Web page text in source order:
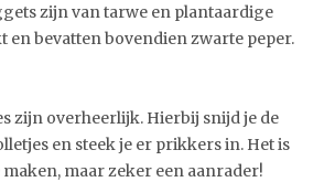
zijn van tarwe en plantaardige
en bevatten bovendien zwarte peper.
zijn overheerlijk. Hierbij snijd je de
en steek je er prikkers in. Het is
maar zeker een aanrader!